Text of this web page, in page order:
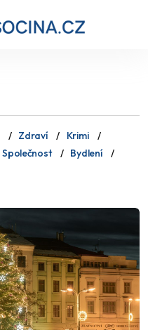
Zdraví
Krimi
Společnost
Bydlení